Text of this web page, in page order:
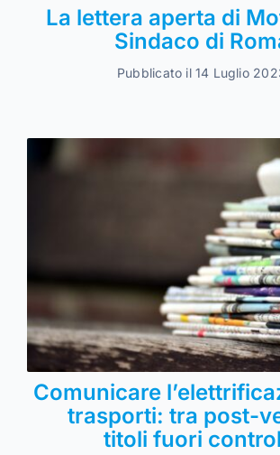
La lettera aperta di
Sindaco di
Pubblicato il 14 Luglio
Comunicare
trasporti: tra post-
titoli fuori